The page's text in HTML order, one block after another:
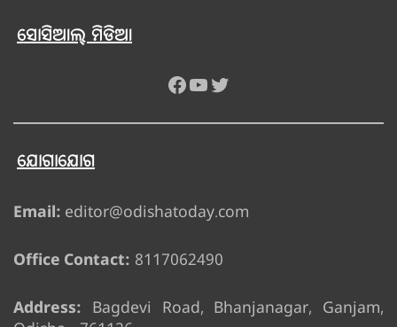
ସୋସିଆଲ୍ ମିଡିଆ
Facebook
YouTube
Twitter
ଯୋଗାଯୋଗ
Email: editor@odishatoday.com
Office Contact: 8117062490
Address: Bagdevi Road, Bhanjanagar, Ganjam,